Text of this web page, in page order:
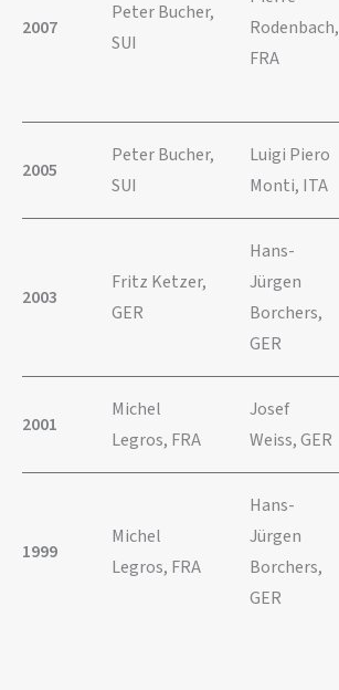
2007
Peter Bucher,
SUI
Rodenbach,
FRA
2005
Peter Bucher,
SUI
Luigi Piero
Monti, ITA
2003
Fritz Ketzer,
GER
Hans-
Jürgen
Borchers,
GER
2001
Michel
Legros, FRA
Josef
Weiss, GER
1999
Michel
Legros, FRA
Hans-
Jürgen
Borchers,
GER